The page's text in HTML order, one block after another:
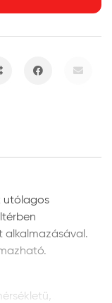
utólagos
alkalmazásával.